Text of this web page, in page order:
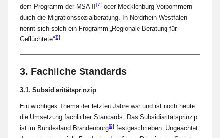
dem Programm der MSA II[7] oder Mecklenburg-Vorpommern
durch die Migrationssozialberatung. In Nordrhein-Westfalen
nennt sich solch ein Programm „Regionale Beratung für
Geflüchtete“[8]
3. Fachliche Standards
3.1. Subsidiaritätsprinzip
Ein wichtiges Thema der letzten Jahre war und ist noch heute
die Umsetzung fachlicher Standards. Das Subsidiaritätsprinzip
ist im Bundesland Brandenburg[9] festgeschrieben. Ungeachtet